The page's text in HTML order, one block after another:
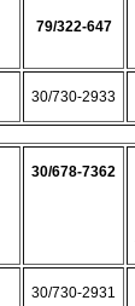
79/322-647
30/730-2933
30/678-7362
30/730-2931